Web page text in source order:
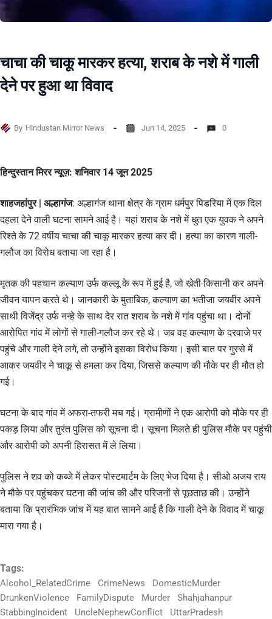
चाचा की चाकू मारकर हत्या, शराब के नशे में गाली
देने पर हुआ था विवाद
By Hindustan Mirror News Jun 14, 2025 0
हिन्दुस्तान मिरर न्यूज़: शनिवार 14 जून 2025
शाहजहांपुर | अल्हागंज: अल्हागंज थाना क्षेत्र के ग्राम धर्मपुर पिडरिया में एक दिल
दहला देने वाली घटना सामने आई है। यहां शराब के नशे में धुत एक युवक ने अपने
रिश्ते के 72 वर्षीय चाचा की चाकू मारकर हत्या कर दी। हत्या का कारण गाली-
गलौज का विरोध बताया जा रहा है।
मृतक की पहचान कल्याण उर्फ कल्लू के रूप में हुई है, जो खेती-किसानी कर अपने
जीवन यापन करते थे। जानकारी के मुताबिक, कल्याण का भतीजा जयवीर अपने
साथी विजेंद्र उर्फ नन्हे के साथ देर रात शराब के नशे में गांव पहुंचा था। दोनों
आरोपित गांव में लोगों से गाली-गलौज कर रहे थे। जब वह कल्याण के दरवाजे पर
पहुंचे और गाली देने लगे, तो उन्होंने इसका विरोध किया। इसी बात पर गुस्से में
आकर जयवीर ने चाकू से हमला कर दिया, जिससे कल्याण की मौके पर ही मौत हो
गई।
घटना के बाद गांव में अफरा-तफरी मच गई। ग्रामीणों ने एक आरोपी को मौके पर ही
पकड़ लिया और तुरंत पुलिस को सूचना दी। सूचना मिलते ही पुलिस मौके पर पहुंची
और आरोपी को अपनी हिरासत में ले लिया।
पुलिस ने शव को कब्जे में लेकर पोस्टमार्टम के लिए भेज दिया है। सीओ अजय राय
ने मौके पर पहुंचकर घटना की जांच की और परिजनों से पूछताछ की। उन्होंने
बताया कि प्रारंभिक जांच में यह बात सामने आई है कि गाली देने के विवाद में चाकू
मारा गया है।
Tags:
Alcohol_RelatedCrime CrimeNews
DomesticMurder
DrunkenViolence
FamilyDispute Murder
Shahjahanpur
StabbingIncident
UncleNephewConflict
UttarPradesh